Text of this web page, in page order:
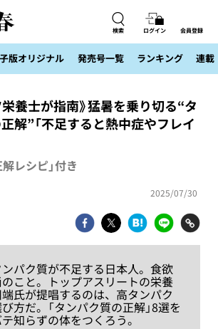
検索 ログイン 会員登録
版オリジナル 発売号一覧 ランキング 連載
養士が指南》猛暑を乗り切る“タ
解”「不足すると熱中症やフレイ
レシピ」付き
2025/07/30
パク質が不足する日本人。食欲
こと。トップアスリートの栄養
氏が提唱するのは、高タンパク
方だ。「タンパク質の正解」8選を
知らずの体をつくろう。